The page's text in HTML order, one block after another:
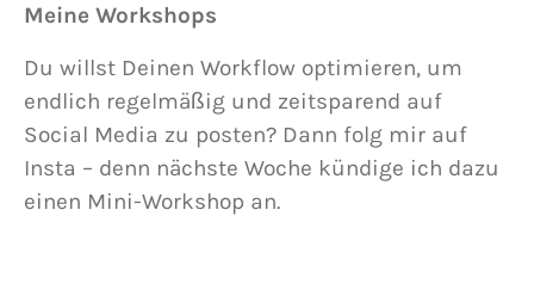
Meine Workshops
Du willst Deinen Workflow optimieren, um
endlich regelmäßig und zeitsparend auf
Social Media zu posten? Dann folg mir auf
Insta – denn nächste Woche kündige ich dazu
einen Mini-Workshop an.